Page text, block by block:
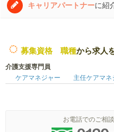
キャリアパートナーに紹
募集資格 職種から求人
介護支援専門員
ケアマネジャー
主任ケアマネ
お電話でのご相